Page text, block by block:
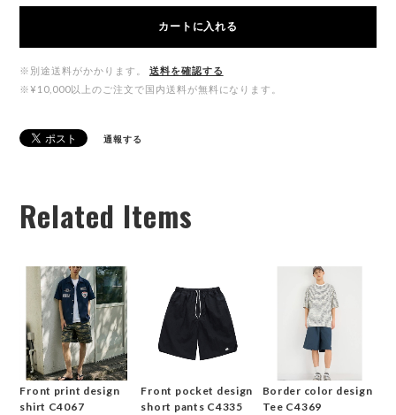
カートに入れる
※別途送料がかかります。
送料を確認する
※¥10,000以上のご注文で国内送料が無料になります。
通報する
Related Items
Front print design
shirt C4067
Front pocket design
short pants C4335
Border color design
Tee C4369